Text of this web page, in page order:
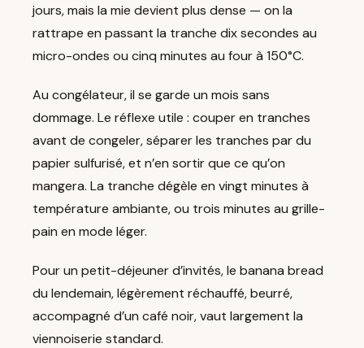
jours, mais la mie devient plus dense — on la
rattrape en passant la tranche dix secondes au
micro-ondes ou cinq minutes au four à 150°C.
Au congélateur, il se garde un mois sans
dommage. Le réflexe utile : couper en tranches
avant de congeler, séparer les tranches par du
papier sulfurisé, et n’en sortir que ce qu’on
mangera. La tranche dégèle en vingt minutes à
température ambiante, ou trois minutes au grille-
pain en mode léger.
Pour un petit-déjeuner d’invités, le banana bread
du lendemain, légèrement réchauffé, beurré,
accompagné d’un café noir, vaut largement la
viennoiserie standard.